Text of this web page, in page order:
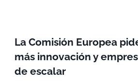
La Comisión Europea
más innovación y
de escalar